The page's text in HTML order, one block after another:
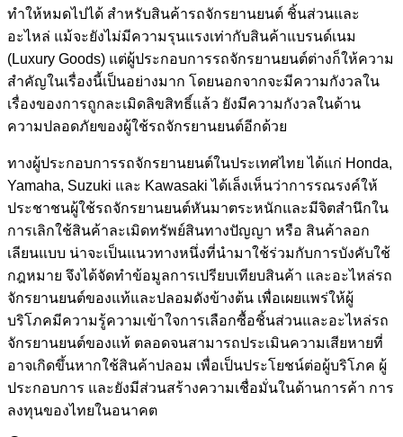
ทำให้หมดไปได้ สำหรับสินค้ารถจักรยานยนต์ ชิ้นส่วนและ
อะไหล่ แม้จะยังไม่มีความรุนแรงเท่ากับสินค้าแบรนด์เนม
(Luxury Goods) แต่ผู้ประกอบการรถจักรยานยนต์ต่างก็ให้ความ
สำคัญในเรื่องนี้เป็นอย่างมาก โดยนอกจากจะมีความกังวลใน
เรื่องของการถูกละเมิดลิขสิทธิ์แล้ว ยังมีความกังวลในด้าน
ความปลอดภัยของผู้ใช้รถจักรยานยนต์อีกด้วย
ทางผู้ประกอบการรถจักรยานยนต์ในประเทศไทย ได้แก่ Honda,
Yamaha, Suzuki และ Kawasaki ได้เล็งเห็นว่าการรณรงค์ให้
ประชาชนผู้ใช้รถจักรยานยนต์หันมาตระหนักและมีจิตสำนึกใน
การเลิกใช้สินค้าละเมิดทรัพย์สินทางปัญญา หรือ สินค้าลอก
เลียนแบบ น่าจะเป็นแนวทางหนึ่งที่นำมาใช้ร่วมกับการบังคับใช้
กฎหมาย จึงได้จัดทำข้อมูลการเปรียบเทียบสินค้า และอะไหล่รถ
จักรยานยนต์ของแท้และปลอมดังข้างต้น เพื่อเผยแพร่ให้ผู้
บริโภคมีความรู้ความเข้าใจการเลือกซื้อชิ้นส่วนและอะไหล่รถ
จักรยานยนต์ของแท้ ตลอดจนสามารถประเมินความเสียหายที่
อาจเกิดขึ้นหากใช้สินค้าปลอม เพื่อเป็นประโยชน์ต่อผู้บริโภค ผู้
ประกอบการ และยังมีส่วนสร้างความเชื่อมั่นในด้านการค้า การ
ลงทุนของไทยในอนาคต